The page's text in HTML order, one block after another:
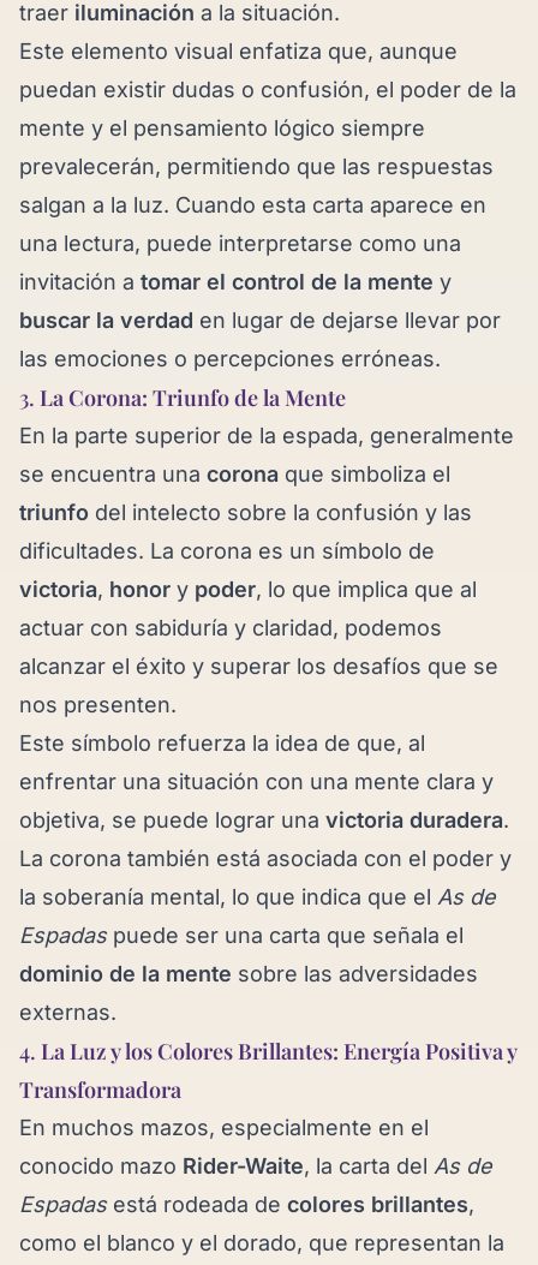
traer iluminación a la situación.
Este elemento visual enfatiza que, aunque
puedan existir dudas o confusión, el poder de la
mente y el pensamiento lógico siempre
prevalecerán, permitiendo que las respuestas
salgan a la luz. Cuando esta carta aparece en
una lectura, puede interpretarse como una
invitación a tomar el control de la mente y
buscar la verdad en lugar de dejarse llevar por
las emociones o percepciones erróneas.
3. La Corona: Triunfo de la Mente
En la parte superior de la espada, generalmente
se encuentra una corona que simboliza el
triunfo del intelecto sobre la confusión y las
dificultades. La corona es un símbolo de
victoria, honor y poder, lo que implica que al
actuar con sabiduría y claridad, podemos
alcanzar el éxito y superar los desafíos que se
nos presenten.
Este símbolo refuerza la idea de que, al
enfrentar una situación con una mente clara y
objetiva, se puede lograr una victoria duradera.
La corona también está asociada con el poder y
la soberanía mental, lo que indica que el As de
Espadaspuede ser una carta que señala el
dominio de la mente sobre las adversidades
externas.
4. La Luz y los Colores Brillantes: Energía Positiva y
Transformadora
En muchos mazos, especialmente en el
conocido mazo Rider-Waite, la carta del As de
Espadasestá rodeada de colores brillantes,
como el blanco y el dorado, que representan la